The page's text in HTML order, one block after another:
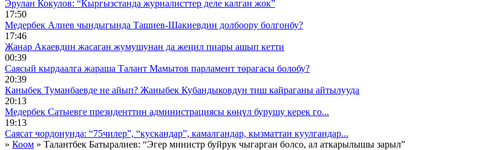
Эрулан Кокулов: “Кыргызстанда журналисттер деле калган жок”
17:50
Медербек Алиев чындыгында Ташиев-Шакиевдин долбоору болгонбу?
17:46
Жанар Акаевдин жасаган жумушунан да жеңил пиары ашып кетти
00:39
Саясый кырдаалга жараша Талант Мамытов парламент төрагасы болобу?
20:39
Каныбек Туманбаевде не айып? Жаныбек Кубандыковдун тиш кайраганы айтылууда
20:13
Медербек Сатыевге президенттин администрациясы көңүл бурушу керек го...
19:13
Саясат чордонунда: “75чилер”, “кускандар”, камалгандар, кызматтан куулгандар...
» Коом » Талантбек Батыралиев: “Эгер министр буйрук чыгарган болсо, ал аткарылышы зарыл”